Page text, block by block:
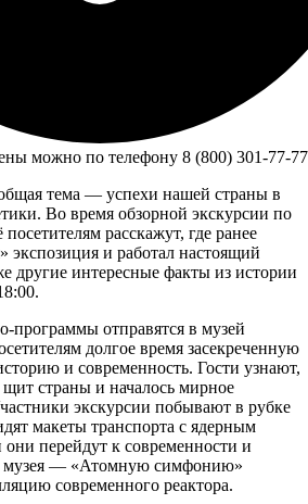
можно по телефону 8 (800) 301-77-77
тема — успехи нашей страны в
Во время обзорной экскурсии по
расскажут, где ранее
экспозиция и работал настоящий
другие интересные факты из истории
программы отправятся в музей
долгое время засекреченную
и современность. Гости узнают,
щит страны и началось мирное
экскурсии побывают в рубке
макеты транспорта с ядерным
перейдут к современности и
музея — «Атомную симфонию»
современного реактора.